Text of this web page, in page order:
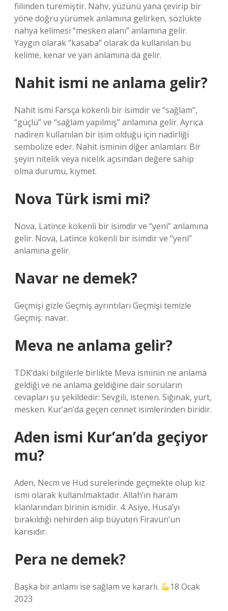
fiilinden türemiştir. Nahv, yüzünü yana çevirip bir
yöne doğru yürümek anlamına gelirken, sözlükte
nahya kelimesi “mesken alanı” anlamına gelir.
Yaygın olarak “kasaba” olarak da kullanılan bu
kelime, kenar ve yan anlamına da gelir.
Nahit ismi ne anlama gelir?
Nahit ismi Farsça kökenli bir isimdir ve “sağlam”,
“güçlü” ve “sağlam yapılmış” anlamına gelir. Ayrıca
nadiren kullanılan bir isim olduğu için nadirliği
sembolize eder. Nahit isminin diğer anlamları: Bir
şeyin nitelik veya nicelik açısından değere sahip
olma durumu, kıymet.
Nova Türk ismi mi?
Nova, Latince kökenli bir isimdir ve “yeni” anlamına
gelir. Nova, Latince kökenli bir isimdir ve “yeni”
anlamına gelir.
Navar ne demek?
Geçmişi gizle Geçmiş ayrıntıları Geçmişi temizle
Geçmiş: navar.
Meva ne anlama gelir?
TDK’daki bilgilerle birlikte Meva isminin ne anlama
geldiği ve ne anlama geldiğine dair soruların
cevapları şu şekildedir: Sevgili, istenen. Sığınak, yurt,
mesken. Kur’an’da geçen cennet isimlerinden biridir.
Aden ismi Kur’an’da geçiyor
mu?
Aden, Necm ve Hud surelerinde geçmekte olup kız
ismi olarak kullanılmaktadır. Allah’ın haram
klanlarından birinin ismidir. 4. Asiye, Husa’yı
bırakıldığı nehirden alıp büyüten Firavun’un
karısıdır.
Pera ne demek?
Başka bir anlamı ise sağlam ve kararlı.
18 Ocak
2023